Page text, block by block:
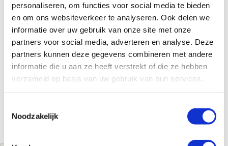
personaliseren, om functies voor social media te bieden
en om ons websiteverkeer te analyseren. Ook delen we
informatie over uw gebruik van onze site met onze
partners voor social media, adverteren en analyse. Deze
partners kunnen deze gegevens combineren met andere
informatie die u aan ze heeft verstrekt of die ze hebben
verzameld op basis van uw gebruik van hun services.
Noodzakelijk